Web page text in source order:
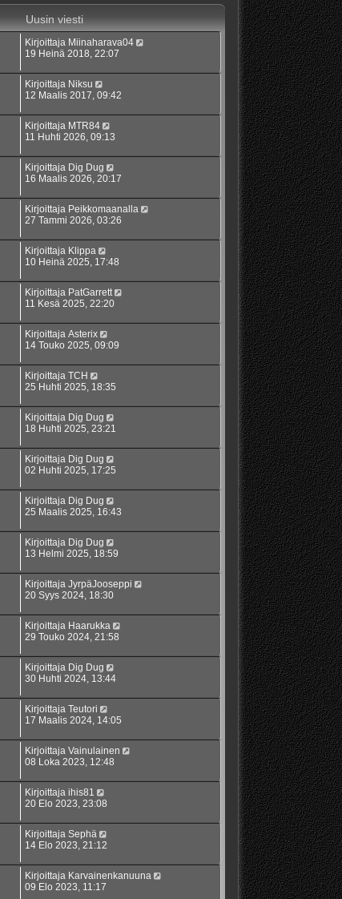
Uusin viesti
Kirjoittaja Miinaharava04
19 Heinä 2018, 22:07
Kirjoittaja Niksu
12 Maalis 2017, 09:42
Kirjoittaja MTR84
11 Huhti 2026, 09:13
Kirjoittaja Dig Dug
16 Maalis 2026, 20:17
Kirjoittaja Peikkomaanalla
27 Tammi 2026, 03:26
Kirjoittaja Klippa
10 Heinä 2025, 17:48
Kirjoittaja PatGarrett
11 Kesä 2025, 22:20
Kirjoittaja Asterix
14 Touko 2025, 09:09
Kirjoittaja TCH
25 Huhti 2025, 18:35
Kirjoittaja Dig Dug
18 Huhti 2025, 23:21
Kirjoittaja Dig Dug
02 Huhti 2025, 17:25
Kirjoittaja Dig Dug
25 Maalis 2025, 16:43
Kirjoittaja Dig Dug
13 Helmi 2025, 18:59
Kirjoittaja JyrpäJooseppi
20 Syys 2024, 18:30
Kirjoittaja Haarukka
29 Touko 2024, 21:58
Kirjoittaja Dig Dug
30 Huhti 2024, 13:44
Kirjoittaja Teutori
17 Maalis 2024, 14:05
Kirjoittaja Vainulainen
08 Loka 2023, 12:48
Kirjoittaja ihis81
20 Elo 2023, 23:08
Kirjoittaja Sephä
14 Elo 2023, 21:12
Kirjoittaja Karvainenkanuuna
09 Elo 2023, 11:17